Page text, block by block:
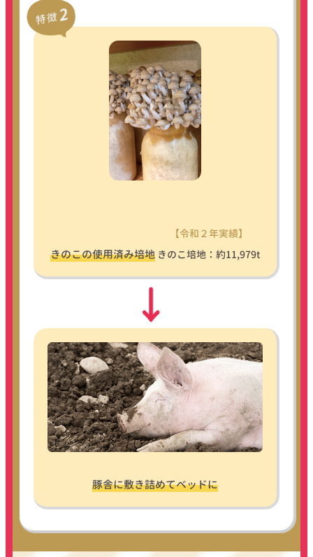
きのこの使用済み培地
【令和２年実績】
きのこ培地：約11,979t
豚舎に敷き詰めてベッドに